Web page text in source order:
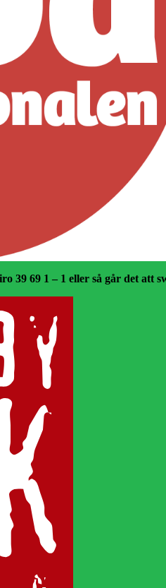
69 1 – 1 eller så går det att